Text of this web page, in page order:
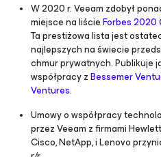
W 2020 r. Veeam zdobył
miejsce na liścieForbes 2020
Ta prestiżowa lista jest
najlepszych na świecie
chmur prywatnych. Publikuje
współpracy zBessemer
Ventures.
Umowy o współpracy
przez Veeam z firmami
Cisco, NetApp, i Lenovo